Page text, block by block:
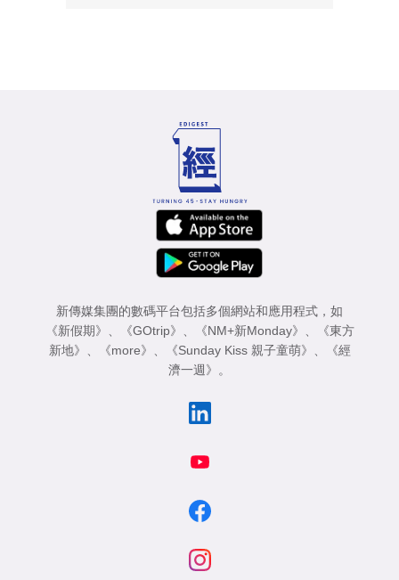
新傳媒集團的數碼平台包括多個網站和應用程式，如
《新假期》 、 《GOtrip》 、 《NM+新Monday》 、
《東方
新地》 、 《more》 、 《Sunday Kiss 親子童萌》 、
《經
濟一週》 。